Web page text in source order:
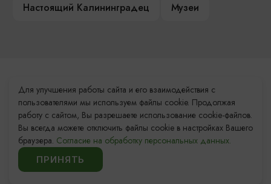
Настоящий Калининградец
Музеи
Контакты Туристского
информационного центра
+7 (4012) 555-200
8 (800) 200-55-39
info@visit-kaliningrad.ru
Для улучшения работы сайта и его взаимодействия с
пользователями мы используем файлы cookie. Продолжая
работу с сайтом, Вы разрешаете использование cookie-файлов.
Вы всегда можете отключить файлы cookie в настройках Вашего
браузера. Согласие на обработку персональных данных.
ПРИНЯТЬ